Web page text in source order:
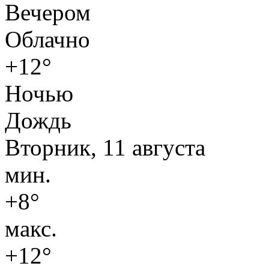
Вечером
Облачно
+12°
Ночью
Дождь
Вторник, 11 августа
мин.
+8°
макс.
+12°